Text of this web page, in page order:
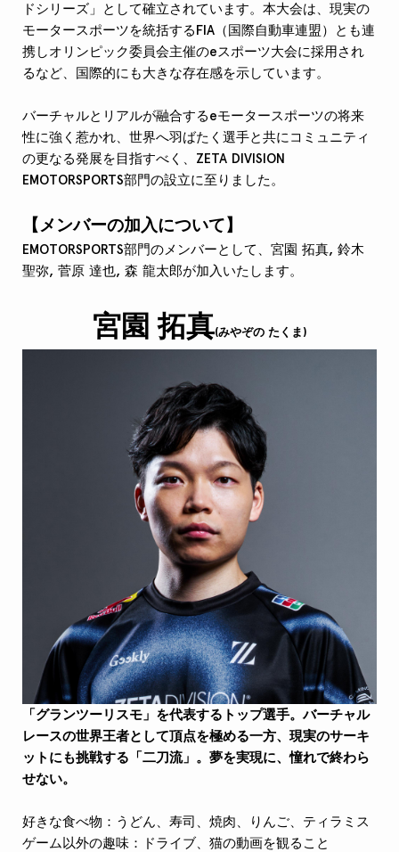
ドシリーズ」として確立されています。本大会は、現実の
モータースポーツを統括するFIA（国際自動車連盟）とも連
携しオリンピック委員会主催のeスポーツ大会に採用され
るなど、国際的にも大きな存在感を示しています。
バーチャルとリアルが融合するeモータースポーツの将来
性に強く惹かれ、世界へ羽ばたく選手と共にコミュニティ
の更なる発展を目指すべく、ZETA DIVISION
EMOTORSPORTS部門の設立に至りました。
【メンバーの加入について】
EMOTORSPORTS部門のメンバーとして、 宮園 拓真, 鈴木
聖弥, 菅原 達也, 森 龍太郎が加入いたします。
宮園 拓真(みやぞの たくま)
「グランツーリスモ」を代表するトップ選手。バーチャル
レースの世界王者として頂点を極める一方、現実のサーキ
ットにも挑戦する「二刀流」。夢を実現に、憧れで終わら
せない。
好きな食べ物： うどん、寿司、焼肉、りんご、ティラミス
ゲーム以外の趣味：ドライブ、猫の動画を観ること